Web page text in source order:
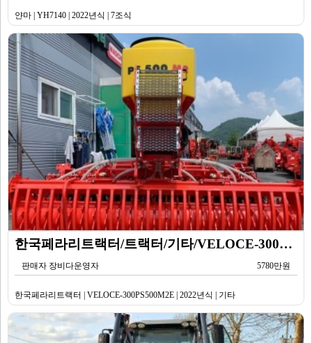
얀마 | YH7140 | 2022년식 | 7조식
한국페라리트랙터/트랙터/기타/VELOCE-300PS500M2E/2022년식
판매자 장비다운영자 5780만원
한국페라리트랙터 | VELOCE-300PS500M2E | 2022년식 | 기타